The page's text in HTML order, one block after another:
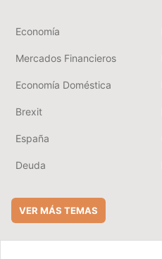
Economía
Mercados Financieros
Economía Doméstica
Brexit
España
Deuda
VER MÁS TEMAS